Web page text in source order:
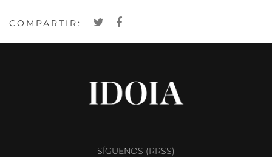
COMPARTIR:
SÍGUENOS (RRSS)